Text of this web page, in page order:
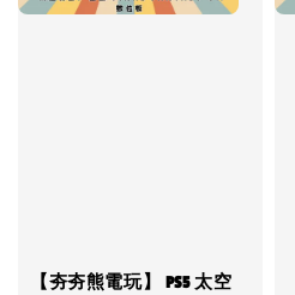
【夯夯熊電玩】 PS5 太空